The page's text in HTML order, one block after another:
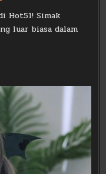
Hot51! Simak
luar biasa dalam